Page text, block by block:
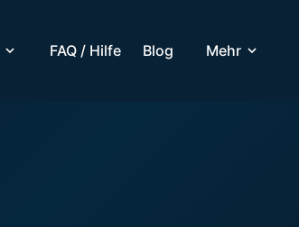
FAQ / Hilfe Blog Mehr